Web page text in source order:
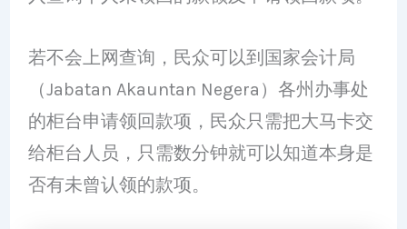
若不会上网查询，民众可以到国家会计局
（Jabatan Akauntan Negera）各州办事处
的柜台申请领回款项，民众只需把大马卡交
给柜台人员，只需数分钟就可以知道本身是
否有未曾认领的款项。